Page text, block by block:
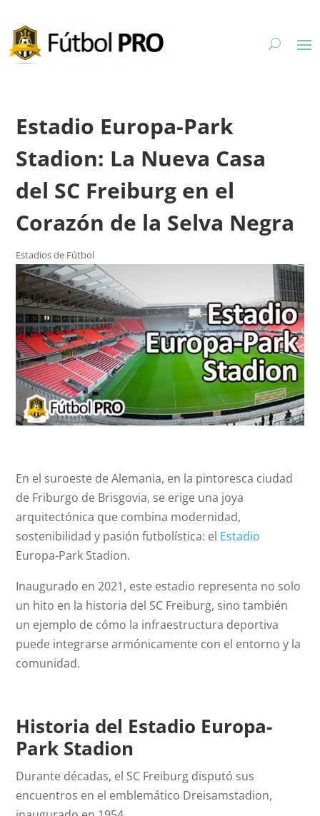
Estadio Europa-Park
Stadion: La Nueva Casa
del SC Freiburg en el
Corazón de la Selva Negra
Estadios de Fútbol
En el suroeste de Alemania, en la pintoresca ciudad
de Friburgo de Brisgovia, se erige una joya
arquitectónica que combina modernidad,
sostenibilidad y pasión futbolística: el Estadio
Europa-Park Stadion.
Inaugurado en 2021, este estadio representa no solo
un hito en la historia del SC Freiburg, sino también
un ejemplo de cómo la infraestructura deportiva
puede integrarse armónicamente con el entorno y la
comunidad.
Historia del Estadio Europa-
Park Stadion
Durante décadas, el SC Freiburg disputó sus
encuentros en el emblemático Dreisamstadion,